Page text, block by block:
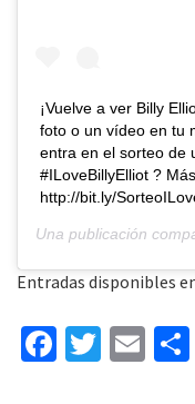
¡Vuelve a ver Billy
foto o un vídeo en tu
entra en el sorteo de
#ILoveBillyElliot ?
http://bit.ly/
Una publicación
Entradas disponibles
Fa T
E